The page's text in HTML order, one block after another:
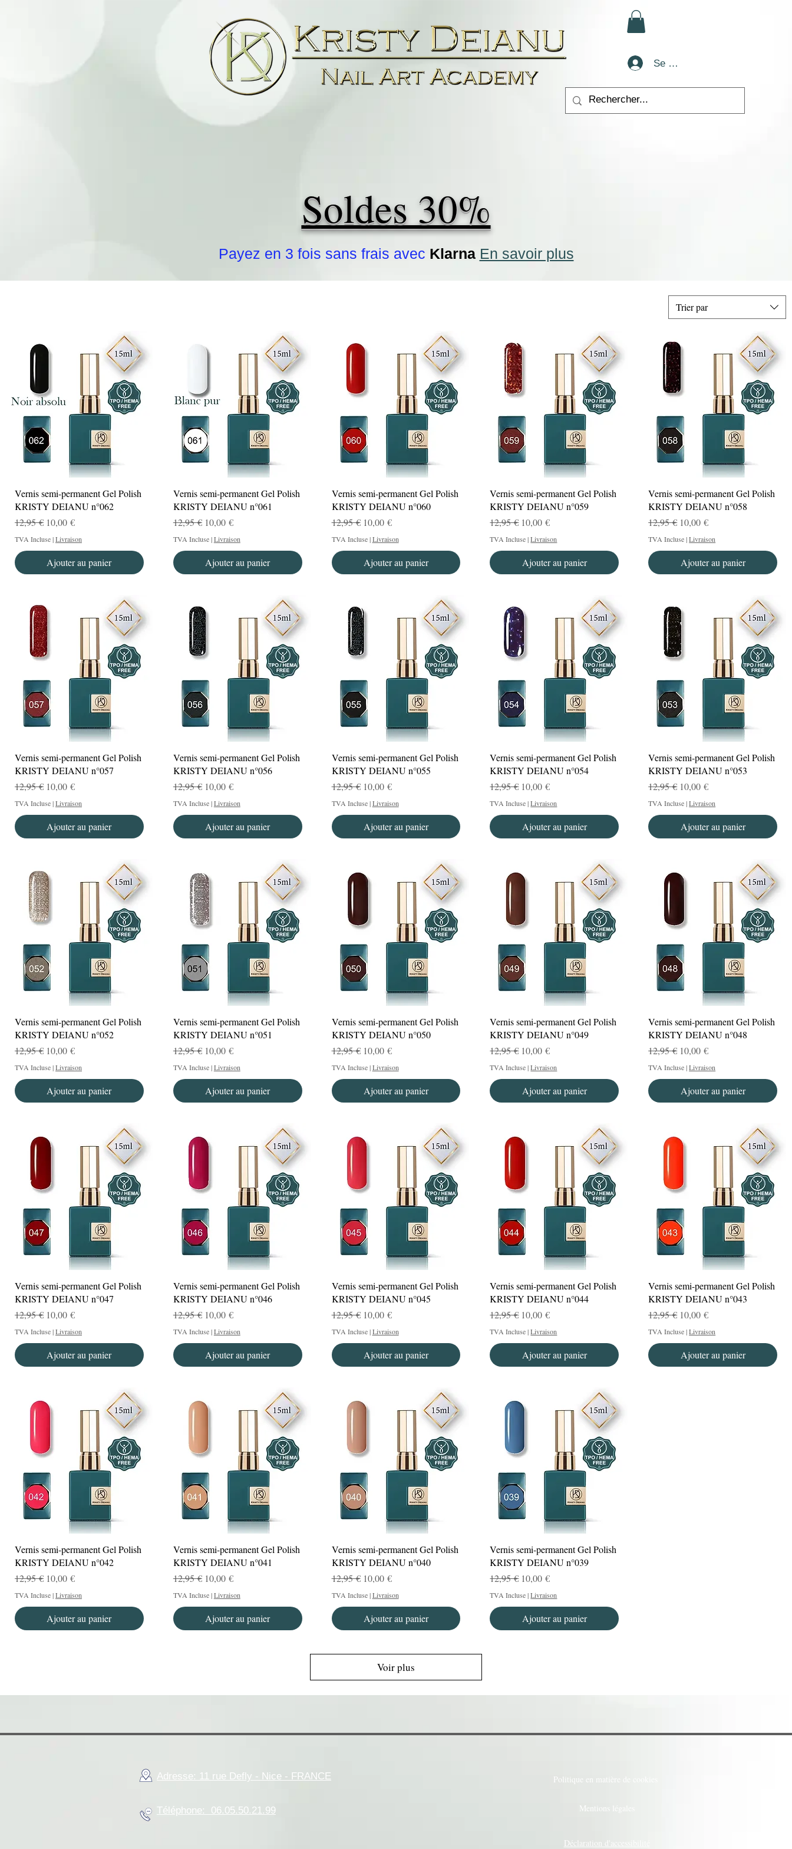
Se connecter
Soldes 30%
Payez en 3 fois sans frais avec Klarna En savoir plus
Trier par
Aperçu rapide
Vernis semi-permanent Gel Polish
KRISTY DEIANU n°062
Prix original
12,95 € Prix promotionnel
10,00 €
TVA Incluse|Livraison
Ajouter au panier
Aperçu rapide
Vernis semi-permanent Gel Polish
KRISTY DEIANU n°061
Prix original
12,95 € Prix promotionnel
10,00 €
TVA Incluse|Livraison
Ajouter au panier
Aperçu rapide
Vernis semi-permanent Gel Polish
KRISTY DEIANU n°060
Prix original
12,95 € Prix promotionnel
10,00 €
TVA Incluse|Livraison
Ajouter au panier
Aperçu rapide
Vernis semi-permanent Gel Polish
KRISTY DEIANU n°059
Prix original
12,95 € Prix promotionnel
10,00 €
TVA Incluse|Livraison
Ajouter au panier
Aperçu rapide
Vernis semi-permanent Gel Polish
KRISTY DEIANU n°058
Prix original
12,95 € Prix promotionnel
10,00 €
TVA Incluse|Livraison
Ajouter au panier
Aperçu rapide
Vernis semi-permanent Gel Polish
KRISTY DEIANU n°057
Prix original
12,95 € Prix promotionnel
10,00 €
TVA Incluse|Livraison
Ajouter au panier
Aperçu rapide
Vernis semi-permanent Gel Polish
KRISTY DEIANU n°056
Prix original
12,95 € Prix promotionnel
10,00 €
TVA Incluse|Livraison
Ajouter au panier
Aperçu rapide
Vernis semi-permanent Gel Polish
KRISTY DEIANU n°055
Prix original
12,95 € Prix promotionnel
10,00 €
TVA Incluse|Livraison
Ajouter au panier
Aperçu rapide
Vernis semi-permanent Gel Polish
KRISTY DEIANU n°054
Prix original
12,95 € Prix promotionnel
10,00 €
TVA Incluse|Livraison
Ajouter au panier
Aperçu rapide
Vernis semi-permanent Gel Polish
KRISTY DEIANU n°053
Prix original
12,95 € Prix promotionnel
10,00 €
TVA Incluse|Livraison
Ajouter au panier
Aperçu rapide
Vernis semi-permanent Gel Polish
KRISTY DEIANU n°052
Prix original
12,95 € Prix promotionnel
10,00 €
TVA Incluse|Livraison
Ajouter au panier
Aperçu rapide
Vernis semi-permanent Gel Polish
KRISTY DEIANU n°051
Prix original
12,95 € Prix promotionnel
10,00 €
TVA Incluse|Livraison
Ajouter au panier
Aperçu rapide
Vernis semi-permanent Gel Polish
KRISTY DEIANU n°050
Prix original
12,95 € Prix promotionnel
10,00 €
TVA Incluse|Livraison
Ajouter au panier
Aperçu rapide
Vernis semi-permanent Gel Polish
KRISTY DEIANU n°049
Prix original
12,95 € Prix promotionnel
10,00 €
TVA Incluse|Livraison
Ajouter au panier
Aperçu rapide
Vernis semi-permanent Gel Polish
KRISTY DEIANU n°048
Prix original
12,95 € Prix promotionnel
10,00 €
TVA Incluse|Livraison
Ajouter au panier
Aperçu rapide
Vernis semi-permanent Gel Polish
KRISTY DEIANU n°047
Prix original
12,95 € Prix promotionnel
10,00 €
TVA Incluse|Livraison
Ajouter au panier
Aperçu rapide
Vernis semi-permanent Gel Polish
KRISTY DEIANU n°046
Prix original
12,95 € Prix promotionnel
10,00 €
TVA Incluse|Livraison
Ajouter au panier
Aperçu rapide
Vernis semi-permanent Gel Polish
KRISTY DEIANU n°045
Prix original
12,95 € Prix promotionnel
10,00 €
TVA Incluse|Livraison
Ajouter au panier
Aperçu rapide
Vernis semi-permanent Gel Polish
KRISTY DEIANU n°044
Prix original
12,95 € Prix promotionnel
10,00 €
TVA Incluse|Livraison
Ajouter au panier
Aperçu rapide
Vernis semi-permanent Gel Polish
KRISTY DEIANU n°043
Prix original
12,95 € Prix promotionnel
10,00 €
TVA Incluse|Livraison
Ajouter au panier
Aperçu rapide
Vernis semi-permanent Gel Polish
KRISTY DEIANU n°042
Prix original
12,95 € Prix promotionnel
10,00 €
TVA Incluse|Livraison
Ajouter au panier
Aperçu rapide
Vernis semi-permanent Gel Polish
KRISTY DEIANU n°041
Prix original
12,95 € Prix promotionnel
10,00 €
TVA Incluse|Livraison
Ajouter au panier
Aperçu rapide
Vernis semi-permanent Gel Polish
KRISTY DEIANU n°040
Prix original
12,95 € Prix promotionnel
10,00 €
TVA Incluse|Livraison
Ajouter au panier
Aperçu rapide
Vernis semi-permanent Gel Polish
KRISTY DEIANU n°039
Prix original
12,95 € Prix promotionnel
10,00 €
TVA Incluse|Livraison
Ajouter au panier
Voir plus
Adresse: 11 rue Defly - Nice - FRANCE
Téléphone: 06.05.50.21.99
Politique en matière de cookies
Mentions légales
Déclaration d'accessibilité